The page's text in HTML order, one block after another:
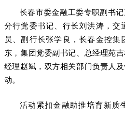
长春市委金融工委专职副书
分行党委书记、行长刘洪涛，交
员、副行长张学良，长春金控集
东，集团党委副书记、总经理苑
经理赵斌，双方相关部门负责人
动。
活动紧扣金融助推培育新质